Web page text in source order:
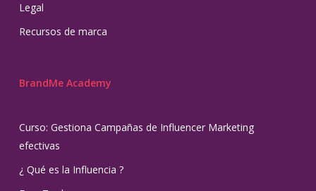
Legal
Recursos de marca
BrandMe Academy
Curso: Gestiona Campañas de Influencer Marketing
efectivas
¿ Qué es la Influencia ?